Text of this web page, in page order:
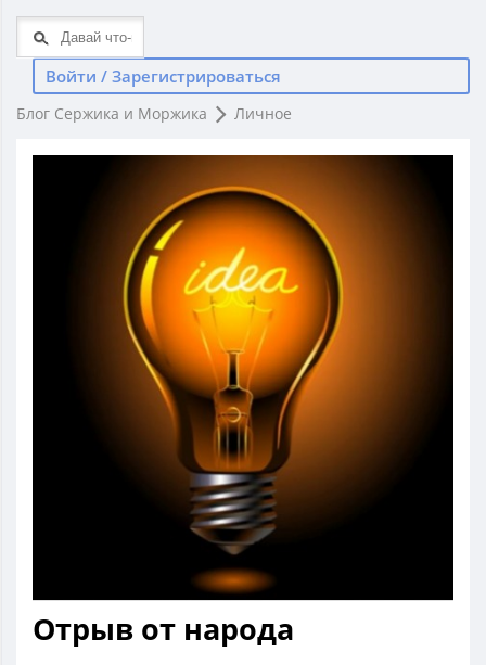
Войти / Зарегистрироваться
Блог Сержика и Моржика Личное
Отрыв от народа